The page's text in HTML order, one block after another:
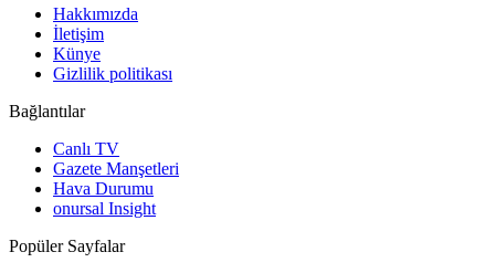
Hakkımızda
İletişim
Künye
Gizlilik politikası
Bağlantılar
Canlı TV
Gazete Manşetleri
Hava Durumu
onursal Insight
Popüler Sayfalar